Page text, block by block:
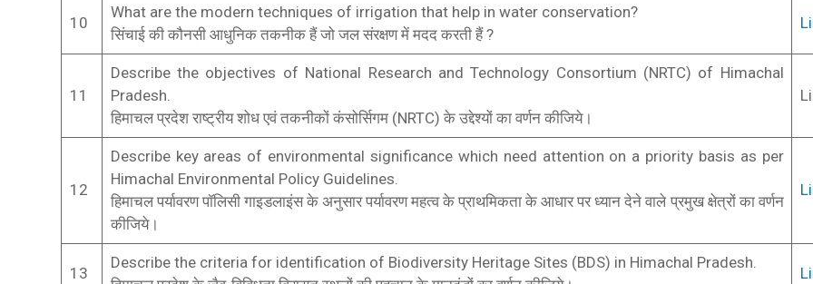
10
What are the modern techniques of irrigation that help in water conservation?
सिंचाई की कौनसी आधुनिक तकनीक हैं जो जल संरक्षण में मदद करती हैं ?
11
Describe the objectives of National Research and Technology Consortium (NRTC) of Himachal
Pradesh.
हिमाचल प्रदेश राष्ट्रीय शोध एवं तकनीकों कंसोर्सिगम (NRTC) के उद्देश्यों का वर्णन कीजिये।
12
Describe key areas of environmental significance which need attention on a priority basis as per
Himachal Environmental Policy Guidelines.
हिमाचल पर्यावरण पॉलिसी गाइडलाइंस के अनुसार पर्यावरण महत्व के प्राथमिकता के आधार पर ध्यान देने वाले प्रमुख क्षेत्रों का वर्णन
कीजिये।
13
Describe the criteria for identification of Biodiversity Heritage Sites (BDS) in Himachal Pradesh.